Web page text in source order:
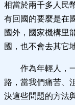
相當於兩千多人民
有回國的要麼是在
國外，國家機構里
國，也不會去其它
作為年輕人，
路，當我們痛苦、
決這些問題的方法